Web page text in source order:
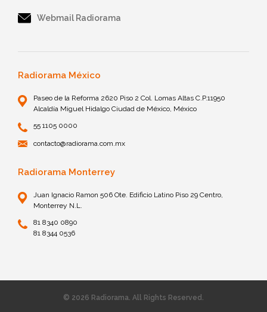
Webmail Radiorama
Radiorama México
Paseo de la Reforma 2620 Piso 2 Col. Lomas Altas C.P.11950
Alcaldía Miguel Hidalgo Ciudad de México, México
55 1105 0000
contacto@radiorama.com.mx
Radiorama Monterrey
Juan Ignacio Ramon 506 Ote. Edificio Latino Piso 29 Centro,
Monterrey N.L.
81 8340 0890
81 8344 0536
© 2026 Radiorama. All Rights Reserved.